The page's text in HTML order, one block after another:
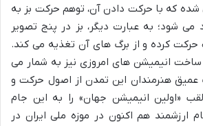
شده که با حرکت دادن آن، توهم حرکت بز به
شود؛ به عبارت دیگر، بز در پنج تصویر
کرده و از برگ های آن تغذیه می کند.
انیمیشن های امروزی نیز به شمار می
عمیق هنرمندان این تمدن از اصول حرکت و
«اولین انیمیشن جهان» را به این جام
هم اکنون در موزه ملی ایران در